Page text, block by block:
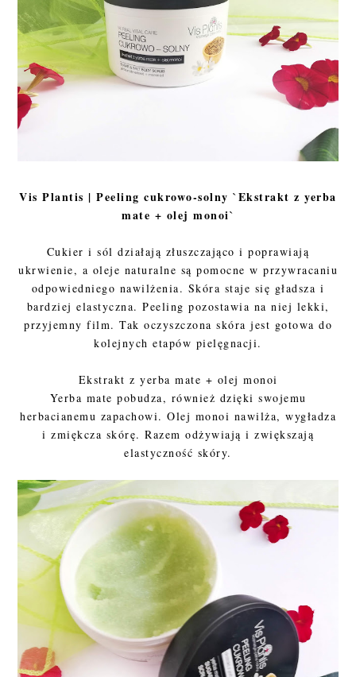
Vis Plantis | Peeling cukrowo-solny `Ekstrakt z yerba
mate + olej monoi`
Cukier i sól działają złuszczająco i poprawiają
ukrwienie, a oleje naturalne są pomocne w przywracaniu
odpowiedniego nawilżenia. Skóra staje się gładsza i
bardziej elastyczna. Peeling pozostawia na niej lekki,
przyjemny film. Tak oczyszczona skóra jest gotowa do
kolejnych etapów pielęgnacji.
Ekstrakt z yerba mate + olej monoi
Yerba mate pobudza, również dzięki swojemu
herbacianemu zapachowi. Olej monoi nawilża, wygładza
i zmiękcza skórę. Razem odżywiają i zwiększają
elastyczność skóry.